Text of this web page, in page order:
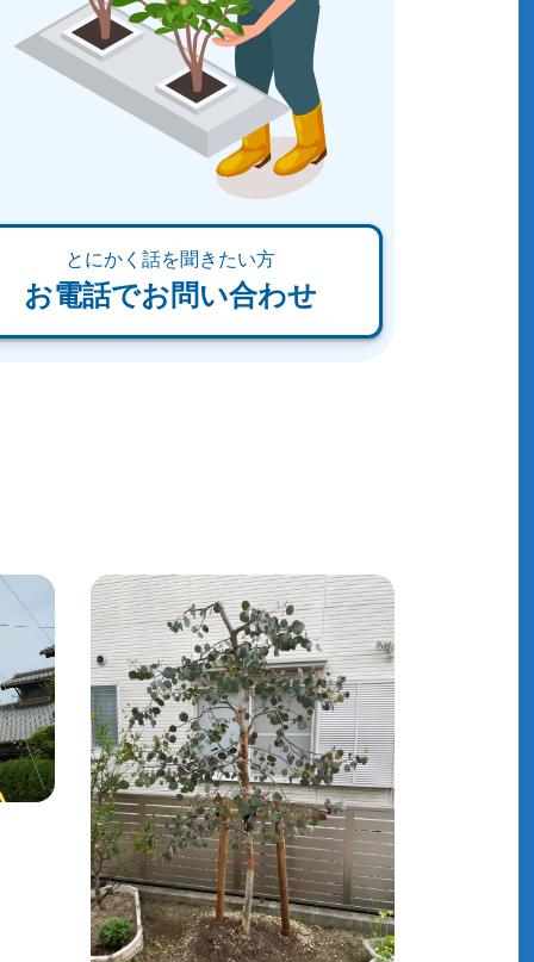
とにかく話を聞きたい方
お電話でお問い合わせ